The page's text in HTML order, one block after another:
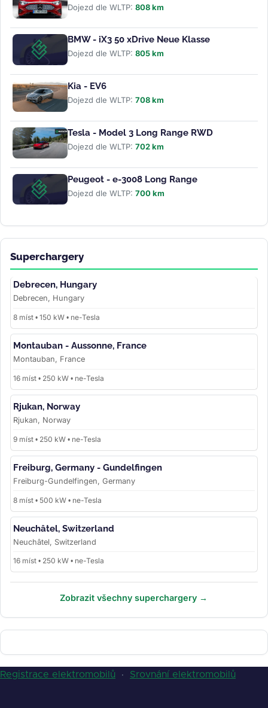
Dojezd dle WLTP: 808 km
BMW - iX3 50 xDrive Neue Klasse
Dojezd dle WLTP: 805 km
Kia - EV6
Dojezd dle WLTP: 708 km
Tesla - Model 3 Long Range RWD
Dojezd dle WLTP: 702 km
Peugeot - e-3008 Long Range
Dojezd dle WLTP: 700 km
Superchargery
Debrecen, Hungary
Debrecen, Hungary
8 míst • 150 kW • ne-Tesla
Montauban - Aussonne, France
Montauban, France
16 míst • 250 kW • ne-Tesla
Rjukan, Norway
Rjukan, Norway
9 míst • 250 kW • ne-Tesla
Freiburg, Germany - Gundelfingen
Freiburg-Gundelfingen, Germany
8 míst • 500 kW • ne-Tesla
Neuchâtel, Switzerland
Neuchâtel, Switzerland
16 míst • 250 kW • ne-Tesla
Zobrazit všechny superchargery →
Registrace elektromobilů · Srovnání elektromobilů